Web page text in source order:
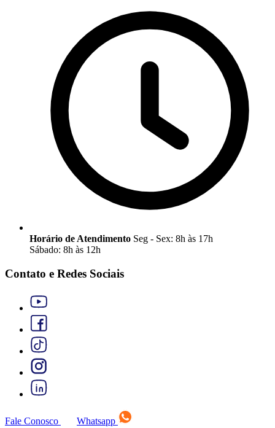
Horário de Atendimento Seg - Sex: 8h às 17h
Sábado: 8h às 12h
Contato e Redes Sociais
Fale Conosco Whatsapp